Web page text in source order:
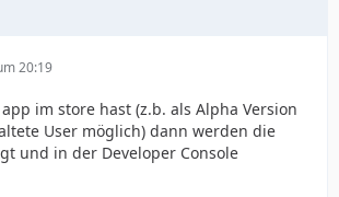
20:19
im store hast (z.b. als Alpha Version
User möglich) dann werden die
und in der Developer Console